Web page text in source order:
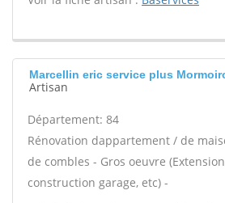
Marcellin eric service plus
Artisan
Département: 84
Rénovation dappartement / de
de combles - Gros oeuvre
construction garage, etc) -